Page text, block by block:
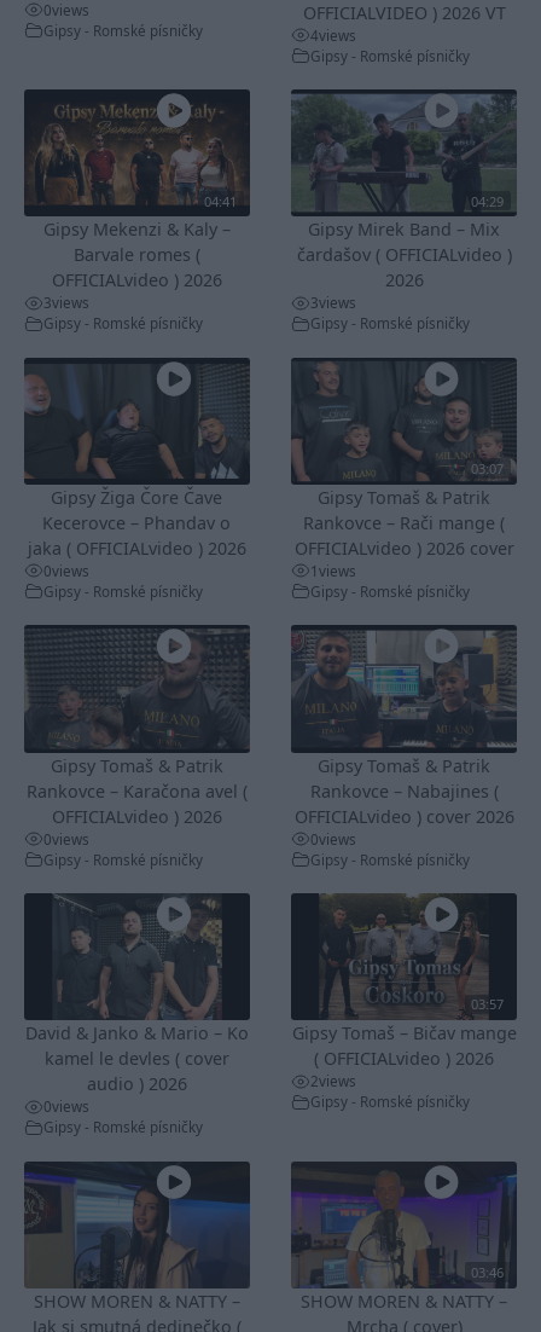
0views
Gipsy - Romské písničky
OFFICIALVIDEO ) 2026 VT
4views
Gipsy - Romské písničky
04:41
Gipsy Mekenzi & Kaly –
Barvale romes (
OFFICIALvideo ) 2026
3views
Gipsy - Romské písničky
04:29
Gipsy Mirek Band – Mix
čardašov ( OFFICIALvideo )
2026
3views
Gipsy - Romské písničky
Gipsy Žiga Čore Čave
Kecerovce – Phandav o
jaka ( OFFICIALvideo ) 2026
0views
Gipsy - Romské písničky
03:07
Gipsy Tomaš & Patrik
Rankovce – Rači mange (
OFFICIALvideo ) 2026 cover
1views
Gipsy - Romské písničky
Gipsy Tomaš & Patrik
Rankovce – Karačona avel (
OFFICIALvideo ) 2026
0views
Gipsy - Romské písničky
Gipsy Tomaš & Patrik
Rankovce – Nabajines (
OFFICIALvideo ) cover 2026
0views
Gipsy - Romské písničky
David & Janko & Mario – Ko
kamel le devles ( cover
audio ) 2026
0views
Gipsy - Romské písničky
03:57
Gipsy Tomaš – Bičav mange
( OFFICIALvideo ) 2026
2views
Gipsy - Romské písničky
SHOW MOREN & NATTY –
Jak si smutná dedinečko (
03:46
SHOW MOREN & NATTY –
Mrcha ( cover)